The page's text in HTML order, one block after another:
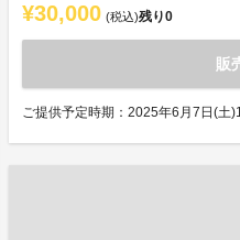
¥30,000 (税込)残り0
販
ご提供予定時期：2025年6月7日(土